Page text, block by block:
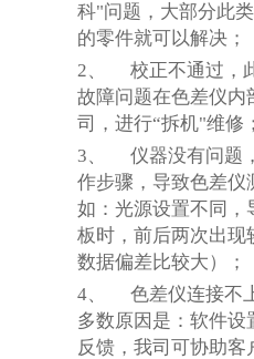
科"问题，大部分此
的零件就可以解决；
2、
校正不通过，
故障问题在色差仪内
司，进行“拆机"维修；
3、
仪器没有问题
作步骤，导致色差仪
如：光源设置不同，
板时，前后两次出现
数据偏差比较大）；
4、
色差仪连接不
多数原因是：软件设
反馈 ，我司可协助客